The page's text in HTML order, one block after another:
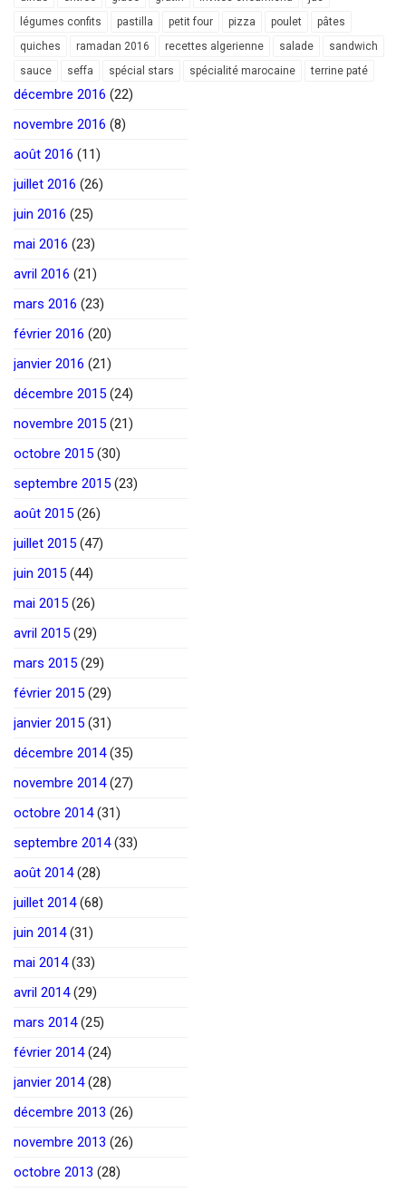
légumes confits
pastilla petit four pizza poulet
pâtes
quiches
ramadan 2016 recettes algerienne salade
sandwich
sauce
seffa spécial stars spécialité marocaine terrine paté
décembre 2016 (22)
novembre 2016 (8)
août 2016 (11)
juillet 2016 (26)
juin 2016 (25)
mai 2016 (23)
avril 2016 (21)
mars 2016 (23)
février 2016 (20)
janvier 2016 (21)
décembre 2015 (24)
novembre 2015 (21)
octobre 2015 (30)
septembre 2015 (23)
août 2015 (26)
juillet 2015 (47)
juin 2015 (44)
mai 2015 (26)
avril 2015 (29)
mars 2015 (29)
février 2015 (29)
janvier 2015 (31)
décembre 2014(35)
novembre 2014(27)
octobre 2014(31)
septembre 2014(33)
août 2014(28)
juillet 2014(68)
juin 2014(31)
mai 2014(33)
avril 2014(29)
mars 2014(25)
février 2014(24)
janvier 2014(28)
décembre 2013 (26)
novembre 2013 (26)
octobre 2013 (28)